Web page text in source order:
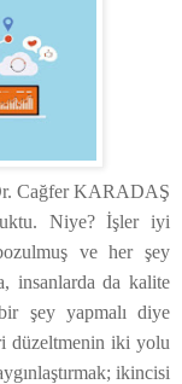
Cağfer KARADAŞ
Niye? İşler iyi
ve her şey
insanlarda da kalite
şey yapmalı diye
düzeltmenin iki yolu
ikincisi